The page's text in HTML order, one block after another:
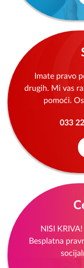
Imate pravo
drugih. Mi vas
pomoći.
033
NISI
Besplatna